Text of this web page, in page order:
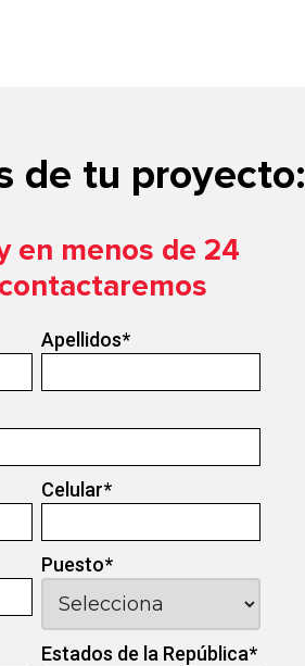
de tu proyecto:
en menos de 24
Apellidos*
Celular*
Puesto*
Estados de la República*